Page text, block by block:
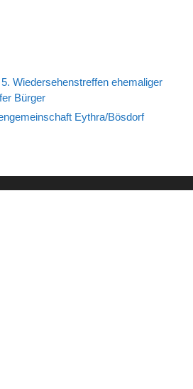
Wiedersehenstreffen ehemaliger
Bürger
Eythra/Bösdorf